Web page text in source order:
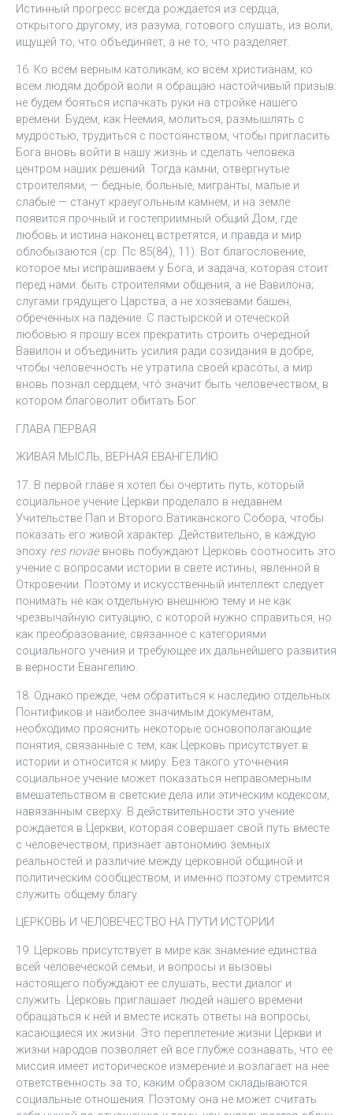
Истинный прогресс всегда рождается из сердца,
открытого другому, из разума, готового слушать, из воли,
ищущей то, что объединяет, а не то, что разделяет.
16. Ко всем верным католикам, ко всем христианам, ко
всем людям доброй воли я обращаю настойчивый призыв:
не будем бояться испачкать руки на стройке нашего
времени. Будем, как Неемия, молиться, размышлять с
мудростью, трудиться с постоянством, чтобы пригласить
Бога вновь войти в нашу жизнь и сделать человека
центром наших решений. Тогда камни, отвергнутые
строителями, — бедные, больные, мигранты, малые и
слабые — станут краеугольным камнем, и на земле
появится прочный и гостеприимный общий Дом, где
любовь и истина наконец встретятся, и правда и мир
облобызаются (ср. Пс 85(84), 11). Вот благословение,
которое мы испрашиваем у Бога, и задача, которая стоит
перед нами: быть строителями общения, а не Вавилона;
слугами грядущего Царства, а не хозяевами башен,
обреченных на падение. С пастырской и отеческой
любовью я прошу всех прекратить строить очередной
Вавилон и объединить усилия ради созидания в добре,
чтобы человечность не утратила своей красоты, а мир
вновь познал сердцем, чтó значит быть человечеством, в
котором благоволит обитать Бог.
ГЛАВА ПЕРВАЯ
ЖИВАЯ МЫСЛЬ, ВЕРНАЯ ЕВАНГЕЛИЮ
17. В первой главе я хотел бы очертить путь, который
социальное учение Церкви проделало в недавнем
Учительстве Пап и Второго Ватиканского Собора, чтобы
показать его живой характер. Действительно, в каждую
эпоху res novae вновь побуждают Церковь соотносить это
учение с вопросами истории в свете истины, явленной в
Откровении. Поэтому и искусственный интеллект следует
понимать не как отдельную внешнюю тему и не как
чрезвычайную ситуацию, с которой нужно справиться, но
как преобразование, связанное с категориями
социального учения и требующее их дальнейшего развития
в верности Евангелию.
18. Однако прежде, чем обратиться к наследию отдельных
Понтификов и наиболее значимым документам,
необходимо прояснить некоторые основополагающие
понятия, связанные с тем, как Церковь присутствует в
истории и относится к миру. Без такого уточнения
социальное учение может показаться неправомерным
вмешательством в светские дела или этическим кодексом,
навязанным сверху. В действительности это учение
рождается в Церкви, которая совершает свой путь вместе
с человечеством, признает автономию земных
реальностей и различие между церковной общиной и
политическим сообществом, и именно поэтому стремится
служить общему благу.
ЦЕРКОВЬ И ЧЕЛОВЕЧЕСТВО НА ПУТИ ИСТОРИИ
19. Церковь присутствует в мире как знамение единства
всей человеческой семьи, и вопросы и вызовы
настоящего побуждают ее слушать, вести диалог и
служить. Церковь приглашает людей нашего времени
обращаться к ней и вместе искать ответы на вопросы,
касающиеся их жизни. Это переплетение жизни Церкви и
жизни народов позволяет ей все глубже сознавать, что ее
миссия имеет историческое измерение и возлагает на нее
ответственность за то, каким образом складываются
социальные отношения. Поэтому она не может считать